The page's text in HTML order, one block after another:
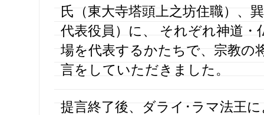
氏（東大寺塔頭上之坊住職）、
代表役員）に、 それぞれ神道・
場を代表するかたちで、宗教の
言をしていただきました。
提言終了後、ダライ･ラマ法王